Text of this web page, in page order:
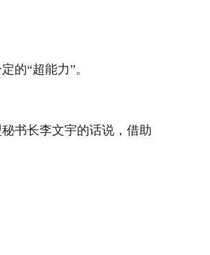
“超能力”。
书长李文宇的话说，借助